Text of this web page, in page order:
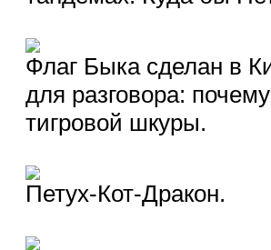
Флаг Быка сделан в
для разговора:
тигровой шкуры.
Петух-Кот-Дракон.